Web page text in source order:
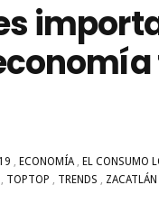
, ECONOMÍA, EL CONSUMO
, TOPTOP , TRENDS , ZACATLÁN